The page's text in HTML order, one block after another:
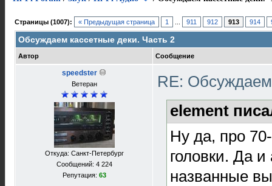
Страницы (1007): « Предыдущая страница 1 911 912 913 914
Обсуждаем кассетные деки. Часть 2
Автор Сообщение
speedster
Ветеран
Откуда: Санкт-Петербург
Сообщений: 4 224
Репутация: 63
RE:
element
Ну да, про
головки. Да
названные